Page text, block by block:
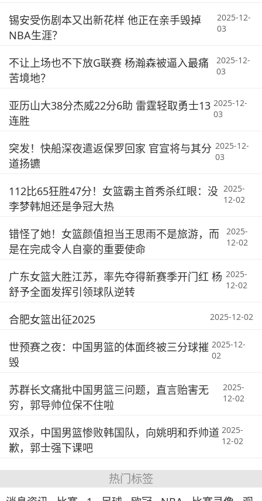
锡安受伤剧本又出新花样 他正在亲手毁掉
NBA生涯？
2025-12-
03
不让上场也不下放G联赛 杨瀚森被逼入最痛
苦境地？
2025-12-
03
亚历山大38分杰威22分6助 雷霆轻取勇士13
连胜
2025-12-
03
突发！快船深夜遣返保罗回家 官宣将与其分
道扬镳
2025-12-
03
112比65狂胜47分！女篮霸主首秀杀红眼：没
李梦韩旭还是争冠大热
2025-
12-02
错怪了她！女篮颜值担当王思雨不是旅游，而
是在完成令人自豪的重要使命
2025-
12-02
广东女篮大胜江苏，率先夺得新赛季开门红 杨
舒予全面发挥引领球队逆转
2025-
12-02
合肥女篮出征2025 2025-12-02
世预赛之夜：中国男篮的体面终被三分球摧
毁
2025-12-
02
苏群长文痛批中国男篮三问题，直言贻害无
穷，郭导帅位保不住啦
2025-
12-02
双杀，中国男篮惨败韩国队，向姚明和乔帅道
歉，郭士强下课吧
2025-
12-02
热门标签